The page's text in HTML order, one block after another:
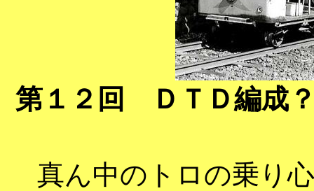
第１２回 ＤＴＤ編成
真ん中のトロの乗り